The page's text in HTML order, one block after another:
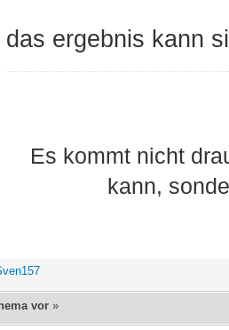
das ergebnis kann
Es kommt nicht
kann,
vor »